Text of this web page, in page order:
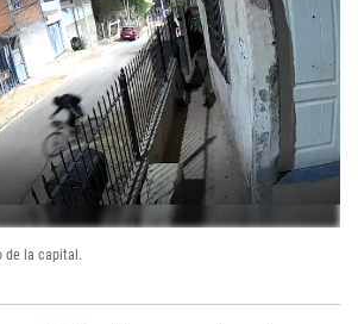
de la capital.